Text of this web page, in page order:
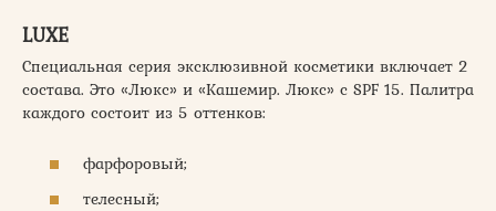
LUXE
Специальная серия эксклюзивной косметики включает 2
состава. Это «Люкс» и «Кашемир. Люкс» с SPF 15. Палитра
каждого состоит из 5 оттенков:
фарфоровый;
телесный;